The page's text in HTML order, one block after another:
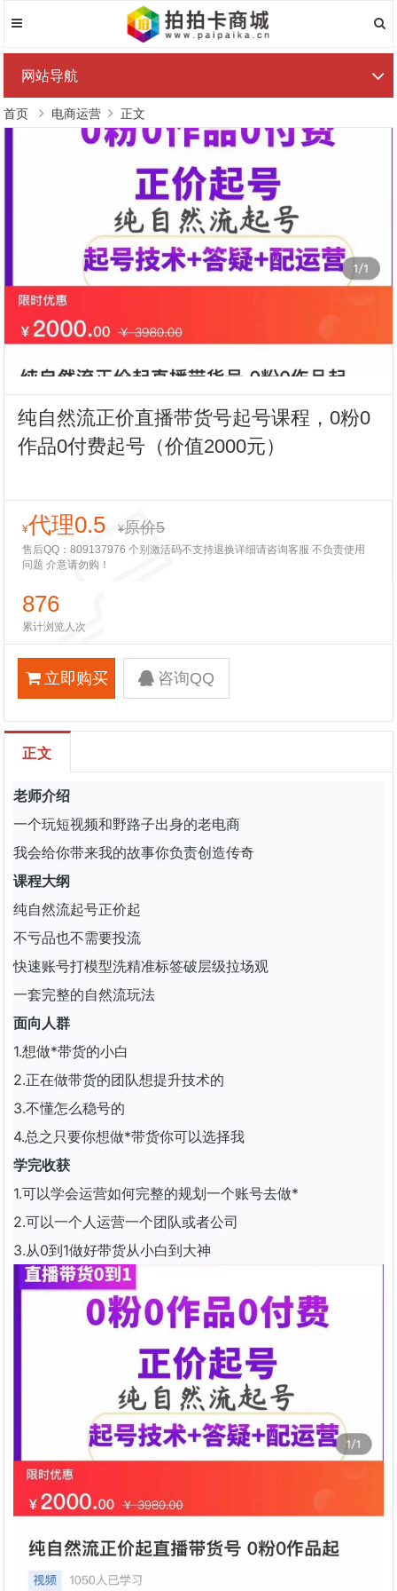
网站导航
首页 电商运营 正文
纯自然流正价直播带货号起号课程，0粉0
作品0付费起号（价值2000元）
¥代理0.5 ¥原价5
售后QQ：809137976 个别激活码不支持退换详细请咨询客服 不负责使用
问题 介意请勿购！
876
累计浏览人次
立即购买 咨询QQ
正文
老师介绍
一个玩短视频和野路子出身的老电商
我会给你带来我的故事你负责创造传奇
课程大纲
纯自然流起号正价起
不亏品也不需要投流
快速账号打模型洗精准标签破层级拉场观
一套完整的自然流玩法
面向人群
1.想做*带货的小白
2.正在做带货的团队想提升技术的
3.不懂怎么稳号的
4.总之只要你想做*带货你可以选择我
学完收获
1.可以学会运营如何完整的规划一个账号去做*
2.可以一个人运营一个团队或者公司
3.从0到1做好带货从小白到大神